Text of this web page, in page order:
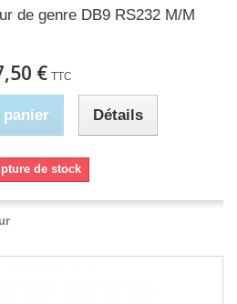
de genre DB9 RS232 M/M
€ TTC
Détails
de stock